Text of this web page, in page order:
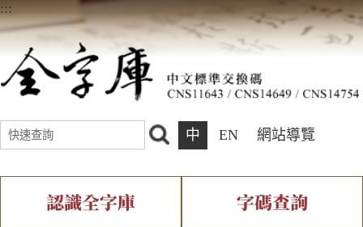
:::
中 EN 網站導覽
認識全字庫 字碼查詢